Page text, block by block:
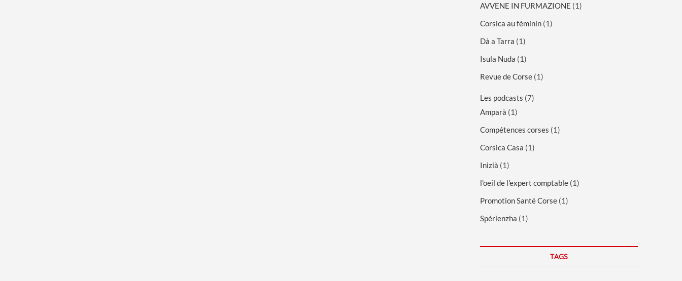
AVVENE IN FURMAZIONE (1)
Corsica au féminin (1)
Dà a Tarra (1)
Isula Nuda (1)
Revue de Corse (1)
Les podcasts (7)
Amparà (1)
Compétences corses (1)
Corsica Casa (1)
Inizià (1)
l'oeil de l'expert comptable (1)
Promotion Santé Corse (1)
Spérienzha (1)
TAGS